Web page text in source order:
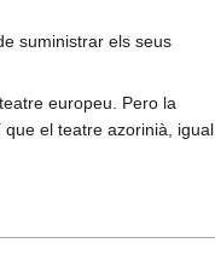
suministrar els seus
europeu. Pero la
el teatre azorinià, igual